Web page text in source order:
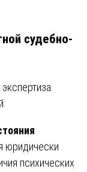
судебно-
юридически
психических